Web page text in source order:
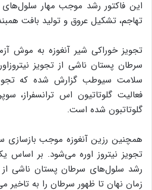
این فاکتور رشد موجب مهار سلول‌های
تهاجم، تشکیل عروق و تولید بافت
تجویز خوراکی شیر آنغوزه به موش
سرطان پستان ناشی از تجویز
سلامت سیوطب گزارش شده که
فعالیت گلوتاتیون اس ترانسفراز،
گلوتاتبون شده است.
همچنین رزین آنغوزه موجب بازسازی
تجویز نیتروز اوره می‌شود. بر اساس
رشد سلول‌های سرطان پستان ناشی از
زمان نهان تا ظهور سرطان را به تاخیر